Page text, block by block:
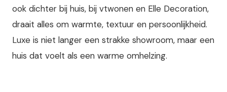
ook dichter bij huis, bij vtwonen en Elle Decoration,
draait alles om warmte, textuur en persoonlijkheid.
Luxe is niet langer een strakke showroom, maar een
huis dat voelt als een warme omhelzing.